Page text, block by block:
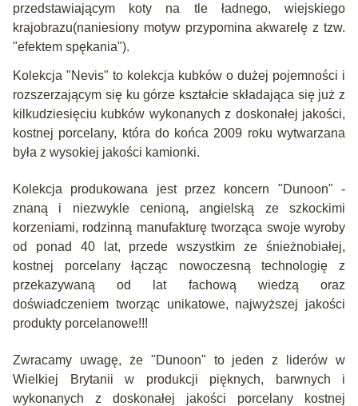
przedstawiającym koty na tle ładnego, wiejskiego
krajobrazu(naniesiony motyw przypomina akwarelę z tzw.
"efektem spękania").
Kolekcja "Nevis" to kolekcja kubków o dużej pojemności i
rozszerzającym się ku górze kształcie składająca się już z
kilkudziesięciu kubków wykonanych z doskonałej jakości,
kostnej porcelany, która do końca 2009 roku wytwarzana
była z wysokiej jakości kamionki.
Kolekcja produkowana jest przez koncern "Dunoon" -
znaną i niezwykle cenioną, angielską ze szkockimi
korzeniami, rodzinną manufakturę tworząca swoje wyroby
od ponad 40 lat, przede wszystkim ze śnieżnobiałej,
kostnej porcelany łącząc nowoczesną technologię z
przekazywaną od lat fachową wiedzą oraz
doświadczeniem tworząc unikatowe, najwyższej jakości
produkty porcelanowe!!!
Zwracamy uwagę, że "Dunoon" to jeden z liderów w
Wielkiej Brytanii w produkcji pięknych, barwnych i
wykonanych z doskonałej jakości porcelany kostnej